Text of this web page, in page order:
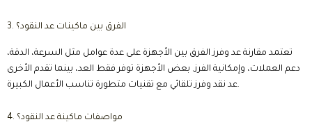
3. الفرق بين ماكينات عد النقود؟
تعتمد مقارنة عد وفرز الفرق بين الأجهزة على عدة عوامل مثل السرعة، الدقة،
دعم العملات، وإمكانية الفرز. بعض الأجهزة توفر فقط العد، بينما تقدم الأخرى
عد نقد وفرز تلقائي مع تقنيات متطورة تناسب الأعمال الكبيرة.
4. مواصفات ماكينة عد النقود؟